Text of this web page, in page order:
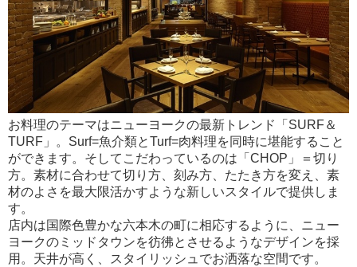
お料理のテーマはニューヨークの最新トレンド「SURF＆
TURF」。Surf=魚介類とTurf=肉料理を同時に堪能すること
ができます。そしてこだわっているのは「CHOP」＝切り
方。素材に合わせて切り方、刻み方、たたき方を変え、素
材のよさを最大限活かすような新しいスタイルで提供しま
す。
店内は国際色豊かな六本木の町に相応するように、ニュー
ヨークのミッドタウンを彷彿とさせるようなデザインを採
用。天井が高く、スタイリッシュでお洒落な空間です。